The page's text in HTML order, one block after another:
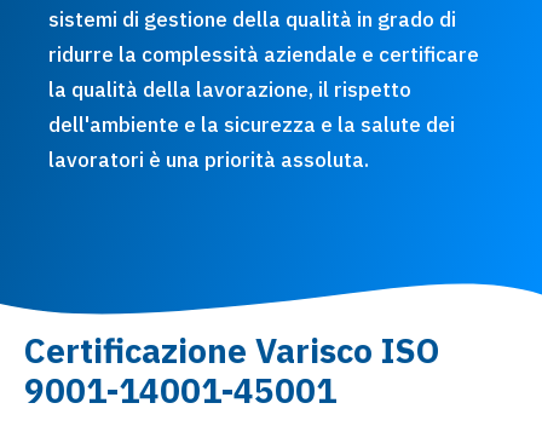
sistemi di gestione della qualità in grado di
ridurre la complessità aziendale e certificare
la qualità della lavorazione, il rispetto
dell'ambiente e la sicurezza e la salute dei
lavoratori è una priorità assoluta.
Certificazione Varisco ISO
9001-14001-45001